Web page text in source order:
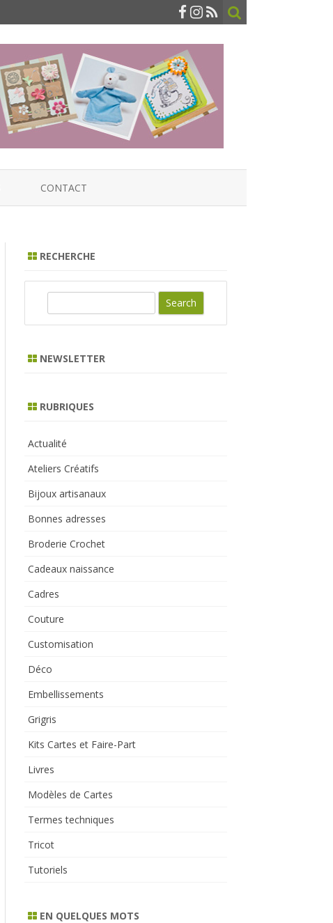
CONTACT
RECHERCHE
c
NEWSLETTER
RUBRIQUES
Actualité
Ateliers Créatifs
Bijoux artisanaux
Bonnes adresses
Broderie Crochet
Cadeaux naissance
Cadres
Couture
Customisation
Déco
Embellissements
Grigris
Kits Cartes et Faire-Part
Livres
Modèles de Cartes
Termes techniques
Tricot
Tutoriels
EN QUELQUES MOTS